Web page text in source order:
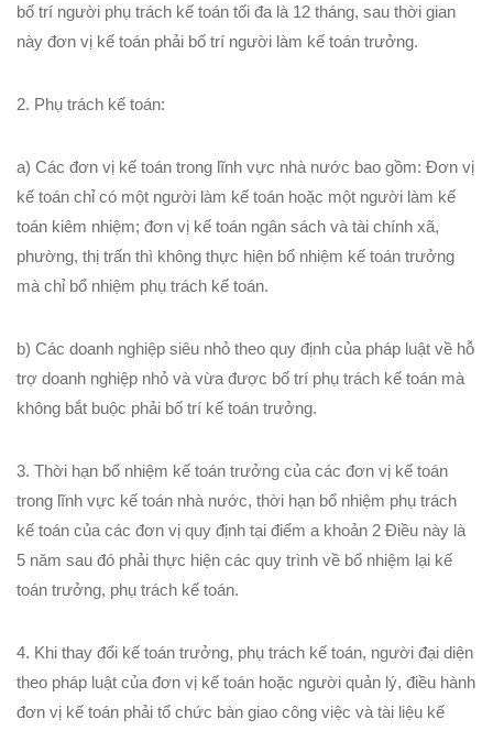
bố trí người phụ trách kế toán tối đa là 12 tháng, sau thời gian
này đơn vị kế toán phải bố trí người làm kế toán trưởng.
2. Phụ trách kế toán:
a) Các đơn vị kế toán trong lĩnh vực nhà nước bao gồm: Đơn vị
kế toán chỉ có một người làm kế toán hoặc một người làm kế
toán kiêm nhiệm; đơn vị kế toán ngân sách và tài chính xã,
phường, thị trấn thì không thực hiện bổ nhiệm kế toán trưởng
mà chỉ bổ nhiệm phụ trách kế toán.
b) Các doanh nghiệp siêu nhỏ theo quy định của pháp luật về hỗ
trợ doanh nghiệp nhỏ và vừa được bố trí phụ trách kế toán mà
không bắt buộc phải bố trí kế toán trưởng.
3. Thời hạn bổ nhiệm kế toán trưởng của các đơn vị kế toán
trong lĩnh vực kế toán nhà nước, thời hạn bổ nhiệm phụ trách
kế toán của các đơn vị quy định tại điểm a khoản 2 Điều này là
5 năm sau đó phải thực hiện các quy trình về bổ nhiệm lại kế
toán trưởng, phụ trách kế toán.
4. Khi thay đổi kế toán trưởng, phụ trách kế toán, người đại diện
theo pháp luật của đơn vị kế toán hoặc người quản lý, điều hành
đơn vị kế toán phải tổ chức bàn giao công việc và tài liệu kế